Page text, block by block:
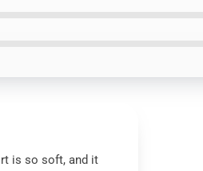
is so soft, and it